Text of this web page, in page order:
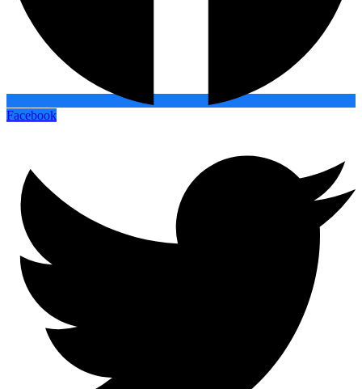
Facebook